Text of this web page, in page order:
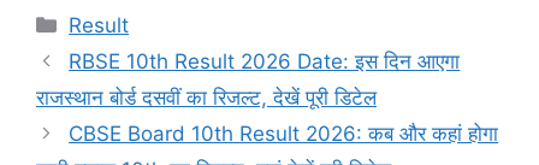
Categories
Result
RBSE 10th Result 2026 Date: इस दिन आएगा
राजस्थान बोर्ड दसवीं का रिजल्ट, देखें पूरी डिटेल
CBSE Board 10th Result 2026: कब और कहां होगा